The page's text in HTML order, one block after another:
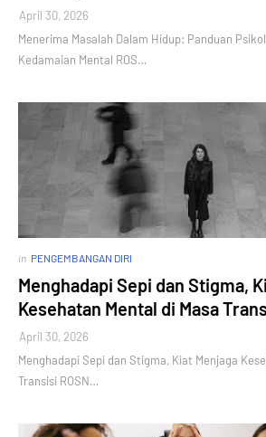
April 30, 2026
Menerima Masalah Dalam Hidup: Panduan
Kedamaian Mental ROS…
in PENGEMBANGAN DIRI
Menghadapi Sepi dan Stigma,
Kesehatan Mental di Masa
April 30, 2026
Menghadapi Sepi dan Stigma, Kiat Menjaga
Transisi ROSN…